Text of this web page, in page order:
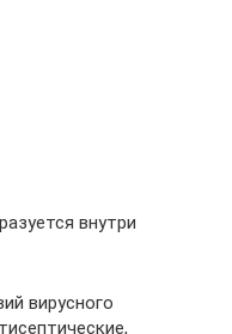
внутри
вирусного